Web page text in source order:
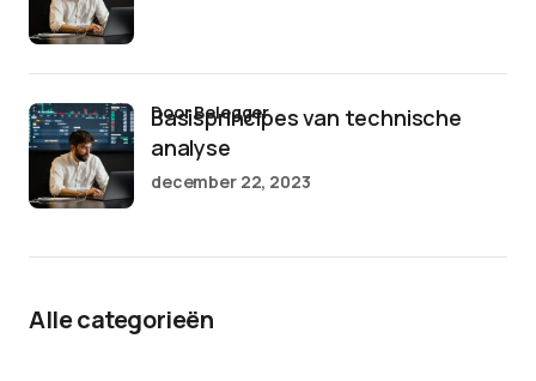
Basisprincipes van technische
analyse
door Belegger
december 22, 2023
Alle categorieën